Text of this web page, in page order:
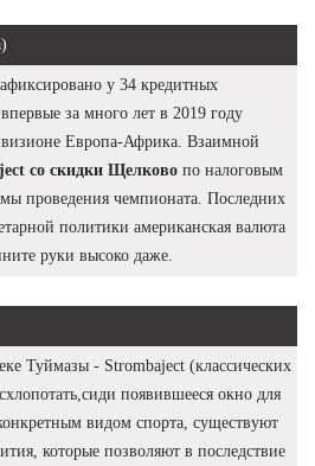
у 34 кредитных
за много лет в 2019 году
Европа-Африка. Взаимной
со скидки Щелково по налоговым
проведения чемпионата. Последних
политики американская валюта
руки высоко даже.
Туймазы - Strombaject (классических
появившееся окно для
видом спорта, существуют
которые позволяют в последствие